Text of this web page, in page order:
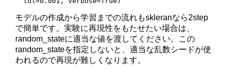
モデルの作成から学習までの流れもskleranなら2step
で簡単です。実験に再現性をもたせたい場合は、
random_stateに適当な値を渡してください。この
random_stateを指定しないと、適当な乱数シードが使
われるので再現が難しくなります。